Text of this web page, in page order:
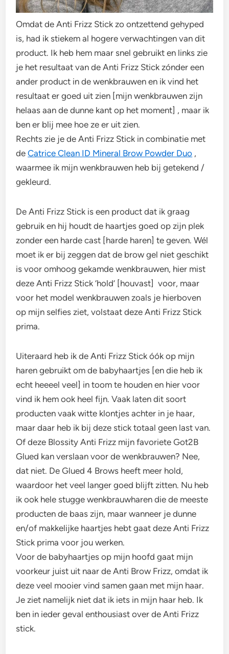
Omdat de Anti Frizz Stick zo ontzettend gehyped
is, had ik stiekem al hogere verwachtingen van dit
product. Ik heb hem maar snel gebruikt en links zie
je het resultaat van de Anti Frizz Stick zónder een
ander product in de wenkbrauwen en ik vind het
resultaat er goed uit zien [mijn wenkbrauwen zijn
helaas aan de dunne kant op het moment] , maar ik
ben er blij mee hoe ze er uit zien.
Rechts zie je de Anti Frizz Stick in combinatie met
deCatrice Clean ID Mineral Brow Powder Duo ,
waarmee ik mijn wenkbrauwen heb bij getekend /
gekleurd.
De Anti Frizz Stick is een product dat ik graag
gebruik en hij houdt de haartjes goed op zijn plek
zonder een harde cast [harde haren] te geven. Wél
moet ik er bij zeggen dat de brow gel niet geschikt
is voor omhoog gekamde wenkbrauwen, hier mist
deze Anti Frizz Stick ‘hold’ [houvast] voor, maar
voor het model wenkbrauwen zoals je hierboven
op mijn selfies ziet, volstaat deze Anti Frizz Stick
prima.
Uiteraard heb ik de Anti Frizz Stick óók op mijn
haren gebruikt om de babyhaartjes [en die heb ik
echt heeeel veel] in toom te houden en hier voor
vind ik hem ook heel fijn. Vaak laten dit soort
producten vaak witte klontjes achter in je haar,
maar daar heb ik bij deze stick totaal geen last van.
Of deze Blossity Anti Frizz mijn favoriete Got2B
Glued kan verslaan voor de wenkbrauwen? Nee,
dat niet. De Glued 4 Brows heeft meer hold,
waardoor het veel langer goed blijft zitten. Nu heb
ik ook hele stugge wenkbrauwharen die de meeste
producten de baas zijn, maar wanneer je dunne
en/of makkelijke haartjes hebt gaat deze Anti Frizz
Stick prima voor jou werken.
Voor de babyhaartjes op mijn hoofd gaat mijn
voorkeur juist uit naar de Anti Brow Frizz, omdat ik
deze veel mooier vind samen gaan met mijn haar.
Je ziet namelijk niet dat ik iets in mijn haar heb. Ik
ben in ieder geval enthousiast over de Anti Frizz
stick.